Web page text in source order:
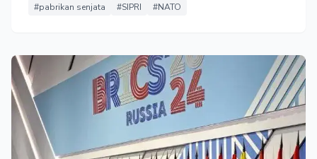
#pabrikan senjata #SIPRI #NATO